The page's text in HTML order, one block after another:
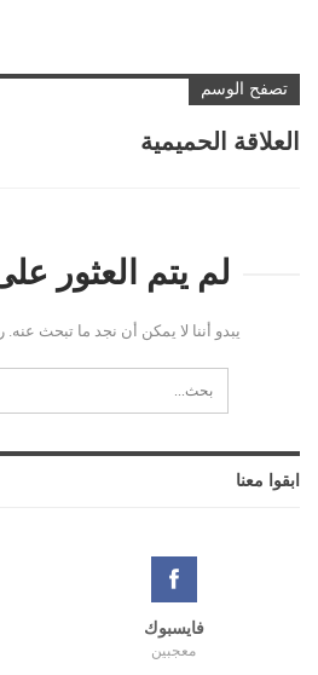
تصفح الوسم
العلاقة الحميمية
لم يتم العثور
يبدو أننا لا يمكن أن نجد ما تبحث
ابقوا معنا
فايسبوك
معجبين